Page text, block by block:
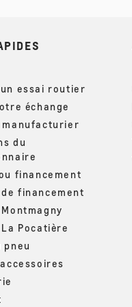
un essai routier
échange
manufacturier
du
financement
de financement
Pocatière
pneu